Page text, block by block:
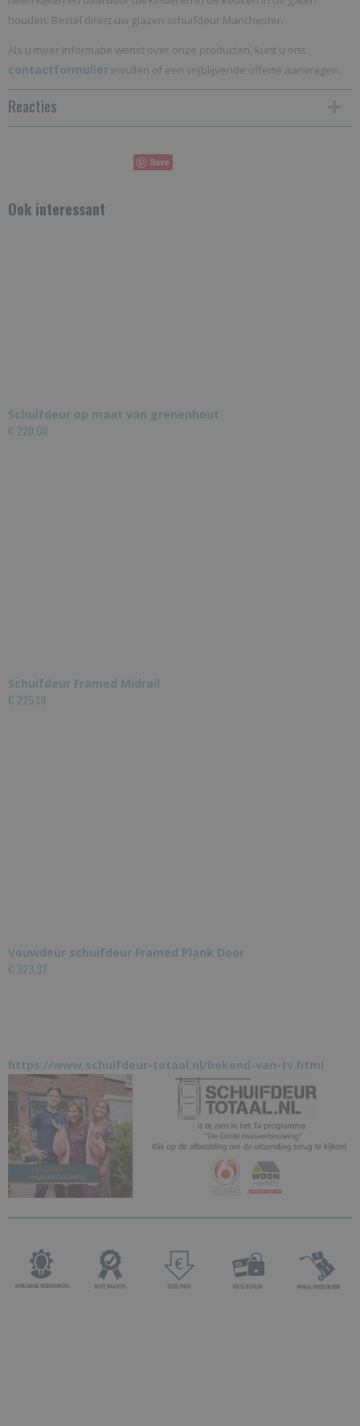
houden. Bestel direct uw glazen schuifdeur Manchester.
Als u meer informatie wenst over onze producten, kunt u ons
contactformulier invullen of een vrijblijvende offerte aanvragen.
Reacties
Save
Ook interessant
Schuifdeur op maat van grenenhout
€ 220,00
Schuifdeur Framed Midrail
€ 225,19
Vouwdeur schuifdeur Framed Plank Door
€ 323,37
https://www.schuifdeur-totaal.nl/bekend-van-tv.html